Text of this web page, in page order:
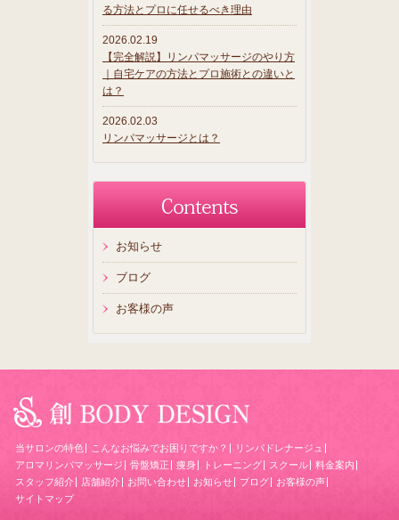
る方法とプロに任せるべき理由
2026.02.19
【完全解説】リンパマッサージのやり方
｜自宅ケアの方法とプロ施術との違いと
は？
2026.02.03
リンパマッサージとは？
お知らせ
ブログ
お客様の声
当サロンの特色 こんなお悩みでお困りですか？
リンパドレナージュ
アロマリンパマッサージ
骨盤矯正 痩身 トレーニング スクール
料金案内
スタッフ紹介
店舗紹介 お問い合わせ お知らせ ブログ
お客様の声
サイトマップ